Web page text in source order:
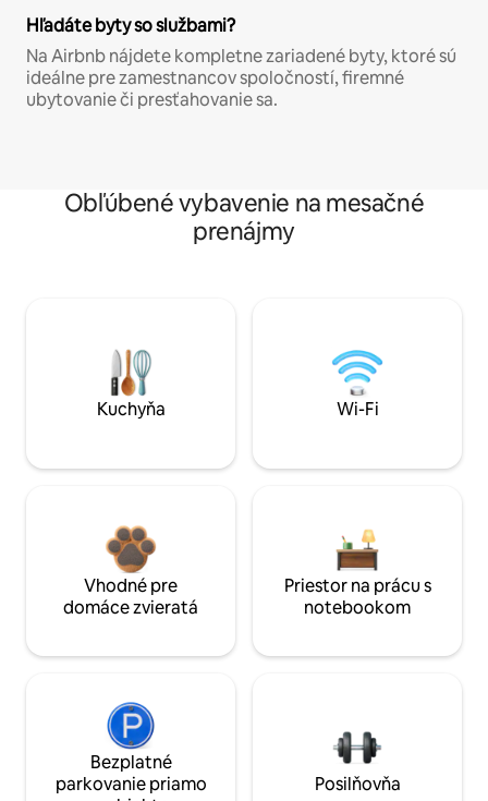
Hľadáte byty so službami?
Na Airbnb nájdete kompletne zariadené byty, ktoré sú
ideálne pre zamestnancov spoločností, firemné
ubytovanie či presťahovanie sa.
Obľúbené vybavenie na mesačné
prenájmy
Kuchyňa Wi-Fi
Vhodné pre
domáce zvieratá
Priestor na prácu s
notebookom
Bezplatné
parkovanie priamo
Posilňovňa